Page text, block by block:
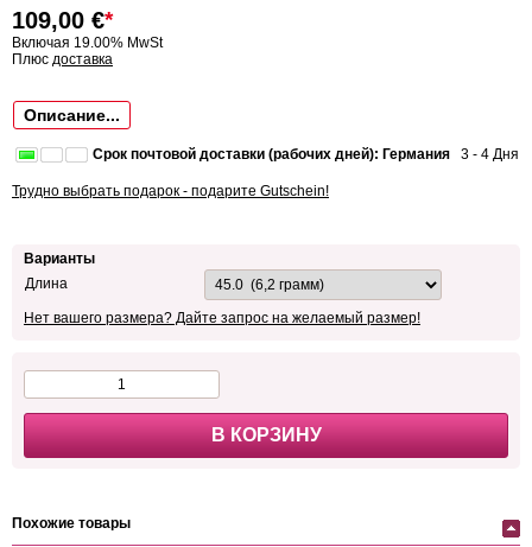
109,00 €*
Включая 19.00% MwSt
Плюс доставка
Описание...
Срок почтовой доставки (рабочих дней): Германия 3 - 4 Дня
Трудно выбрать подарок - подарите Gutschein!
Варианты
Длина
Нет вашего размера? Дайте запрос на желаемый размер!
В КОРЗИНУ
Похожие товары